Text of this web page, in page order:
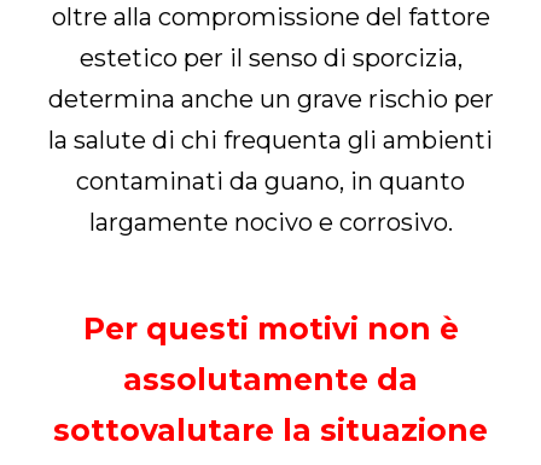
oltre alla compromissione del fattore
estetico per il senso di sporcizia,
determina anche un grave rischio per
la salute di chi frequenta gli ambienti
contaminati da guano, in quanto
largamente nocivo e corrosivo.
Per questi motivi non è
assolutamente da
sottovalutare la situazione